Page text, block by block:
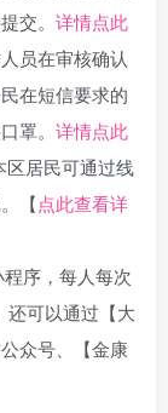
交。 详情点此
员在审核确认
在短信要求的
罩。 详情点此
区居民可通过线
【点此查看详
序，每人每次
还可以通过【大
众号、【金康